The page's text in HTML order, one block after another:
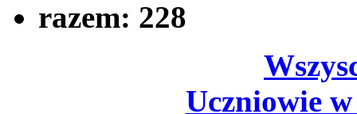
razem: 228
Uczniowie